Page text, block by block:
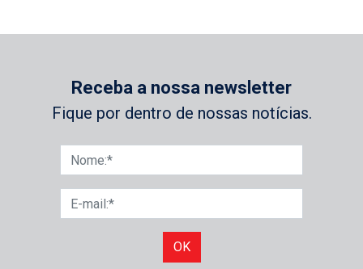
Receba a nossa newsletter
Fique por dentro de nossas notícias.
OK